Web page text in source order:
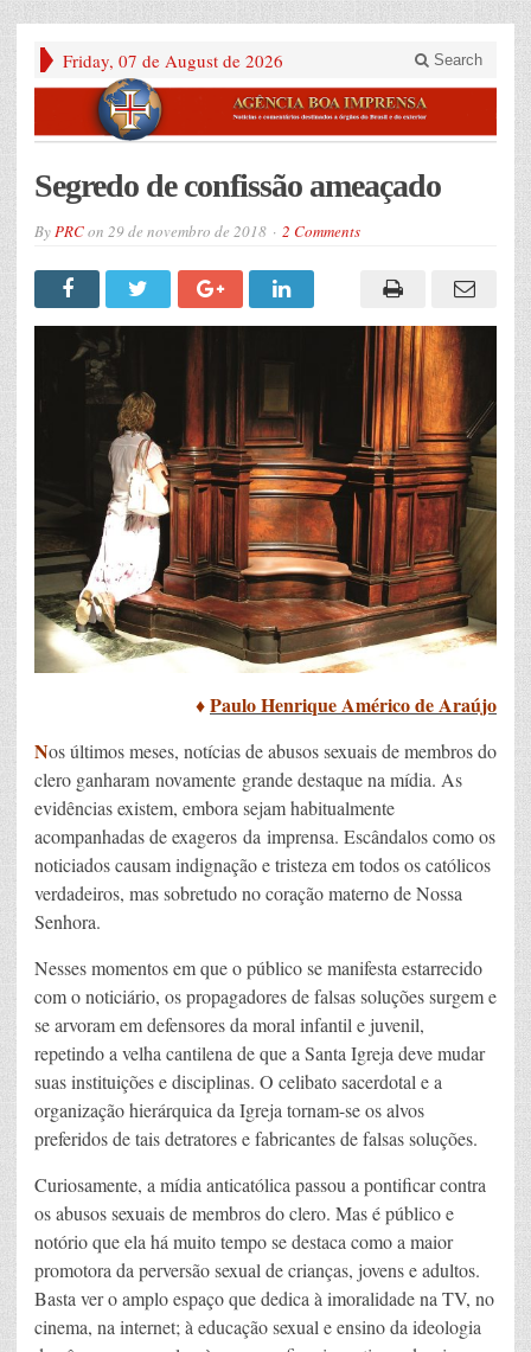
Friday, 07 de August de 2026 Search
Segredo de confissão ameaçado
ByPRCon 29 de novembro de 2018 2 Comments
♦Paulo Henrique Américo de Araújo
Nos últimos meses, notícias de abusos sexuais de membros do
clero ganharam novamente grande destaque na mídia. As
evidências existem, embora sejam habitualmente
acompanhadas de exageros da imprensa. Escândalos como os
noticiados causam indignação e tristeza em todos os católicos
verdadeiros, mas sobretudo no coração materno de Nossa
Senhora.
Nesses momentos em que o público se manifesta estarrecido
com o noticiário, os propagadores de falsas soluções surgem e
se arvoram em defensores da moral infantil e juvenil,
repetindo a velha cantilena de que a Santa Igreja deve mudar
suas instituições e disciplinas. O celibato sacerdotal e a
organização hierárquica da Igreja tornam-se os alvos
preferidos de tais detratores e fabricantes de falsas soluções.
Curiosamente, a mídia anticatólica passou a pontificar contra
os abusos sexuais de membros do clero. Mas é público e
notório que ela há muito tempo se destaca como a maior
promotora da perversão sexual de crianças, jovens e adultos.
Basta ver o amplo espaço que dedica à imoralidade na TV, no
cinema, na internet; à educação sexual e ensino da ideologia